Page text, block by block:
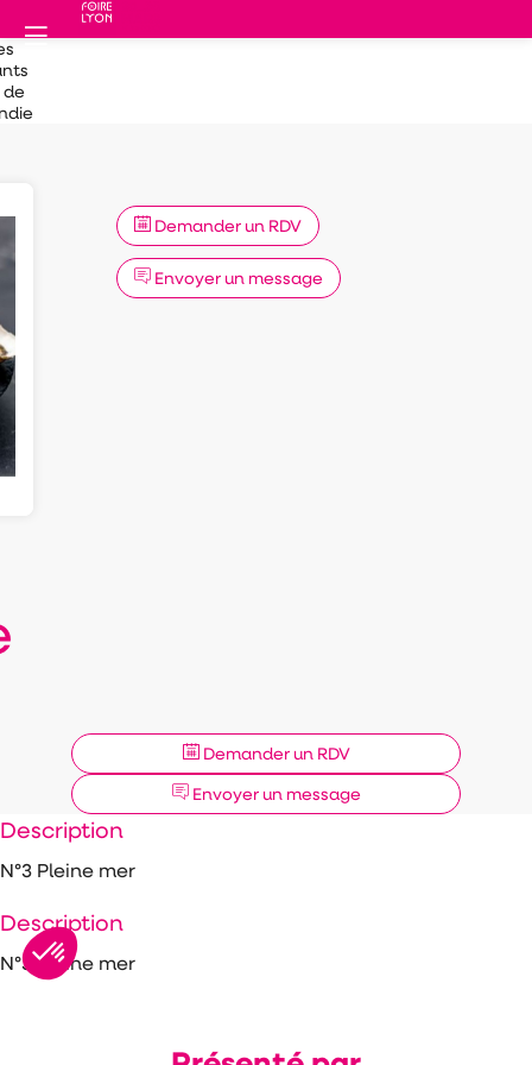
de
Demander un RDV
Envoyer un message
Demander un RDV
Envoyer un message
Description
N°3 Pleine mer
Description
N°3 Pleine mer